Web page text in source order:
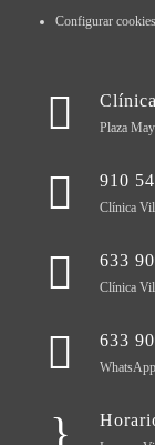
Configurar cookies
Plaza
910
Clínica
633
Clínica
633
WhatsApp